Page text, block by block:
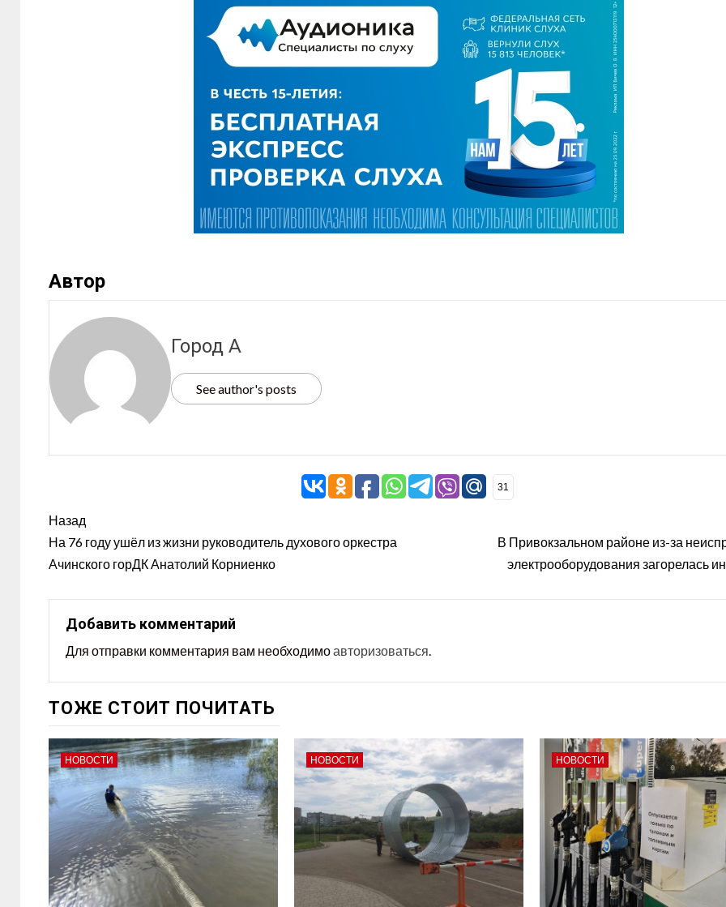
Автор
Город А
See author's posts
31
Назад
На 76 году ушёл из жизни руководитель духового оркестра
Ачинского горДК Анатолий Корниенко
В Привокзальном районе из-за
электрооборудования загорелась
Добавить комментарий
Для отправки комментария вам необходимоавторизоваться.
ТОЖЕ СТОИТ ПОЧИТАТЬ
НОВОСТИ НОВОСТИ НОВОСТИ